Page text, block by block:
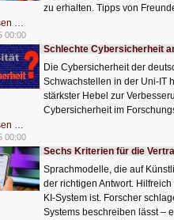
zu erhalten. Tipps von
…
als
Weihnachtsmannberater
00:00
Schlechte Cybersicherheit
Die Cybersicherheit der
Schwachstellen in der Uni-IT
stärkster Hebel zur
Cybersicherheit im
…
Cybersicherheit
an
Unis
00:00
Sechs Kriterien für die
Sprachmodelle, die auf
der richtigen Antwort.
KI-System ist. Forscher
Systems beschreiben lässt –